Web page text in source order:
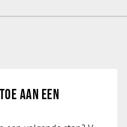
AAN EEN